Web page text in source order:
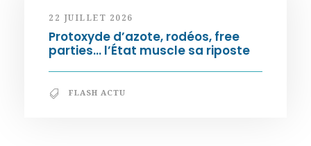
22 JUILLET 2026
Protoxyde d’azote, rodéos, free
parties… l’État muscle sa riposte
FLASH ACTU